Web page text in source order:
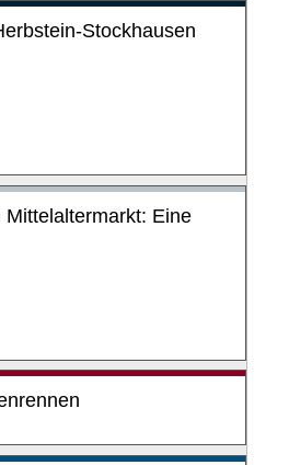
Stockhausen
Eine